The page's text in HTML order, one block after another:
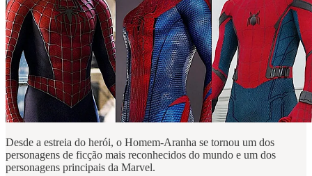
Desde a estreia do herói, o Homem-Aranha se tornou um dos
personagens de ficção mais reconhecidos do mundo e um dos
personagens principais da Marvel.